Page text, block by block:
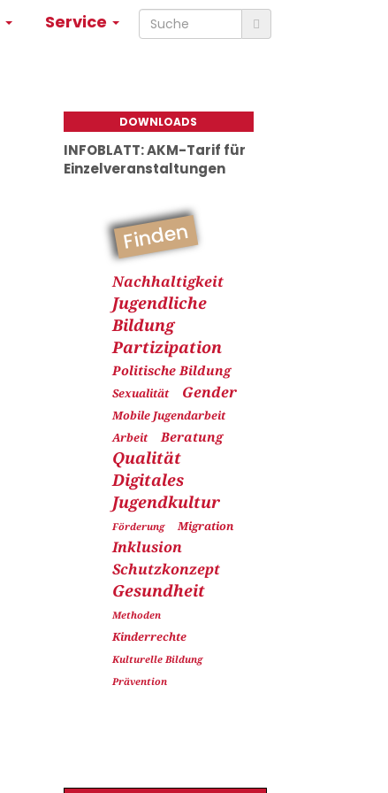
Service
DOWNLOADS
INFOBLATT: AKM-Tarif für
Einzelveranstaltungen
Finden
Nachhaltigkeit
Jugendliche
Bildung
Partizipation
Politische Bildung
Sexualität Gender
Mobile Jugendarbeit
Arbeit
Beratung
Qualität
Digitales
Jugendkultur
Förderung Migration
Inklusion
Schutzkonzept
Gesundheit
Methoden
Kinderrechte
Kulturelle Bildung
Prävention